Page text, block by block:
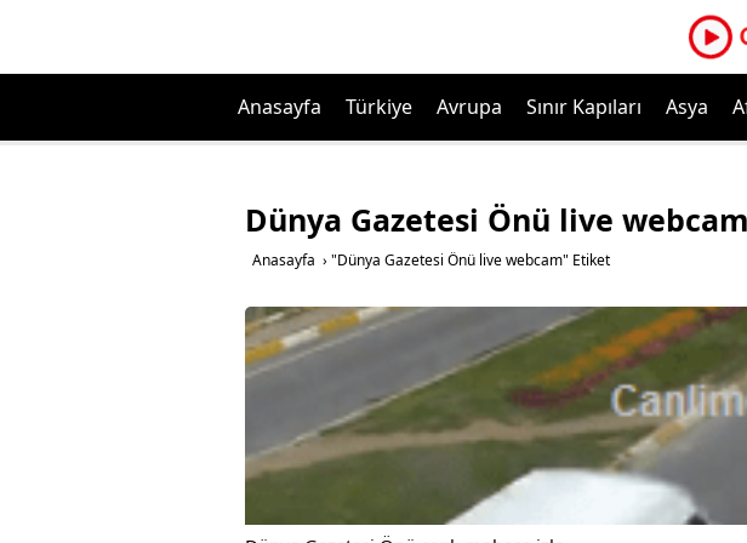
Anasayfa Türkiye Avrupa Sınır Kapıları Asya
Dünya Gazetesi Önü live webcam
Anasayfa › "Dünya Gazetesi Önü live webcam" Etiket